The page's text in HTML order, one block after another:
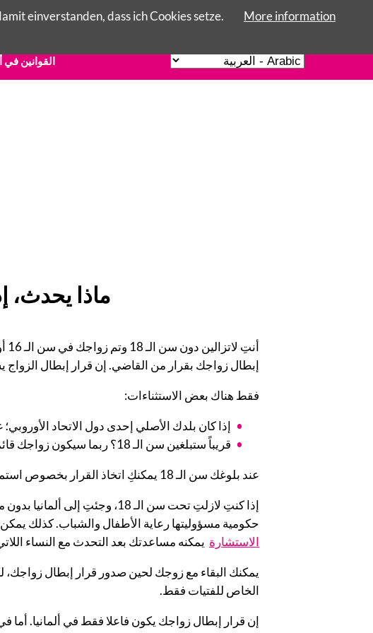
Skip
القوانين في
ماذا يحدث، إذا
إبطال زواجك بقرار من القاضي. إن قرار إبطال الزواج
فقط هناك بعض الاستثناءات:
إذا كان بلدك الأصلي إحدى دول الاتحاد
قريباً ستبلغين سن الـ 18؟ ربما سيكون زواجك قائماً (إذا كانت هذه رغبتكِ).
عند بلوغك سن الـ 18 يمكنكِ اتخاذ القرار بخصوص استمرار زواجك أم لا. يُلزم القاضي قبول قرارك.
إذا كنتِ لازلتِ تحت سن الـ
حكومية مسؤوليتها رعاية الأطفال والشباب. كذلك
الاستشارة يمكنه مساعدتك بعد التحدث مع النساء
يمكنك البقاء مع زوجك لحين صدور قرار إبطال
الخاص للفتيات فقط.
إن قرار إبطال زواجك يكون فاعلا فقط في ألمانيا.
einverstanden, dass ich Cookies setze. More information